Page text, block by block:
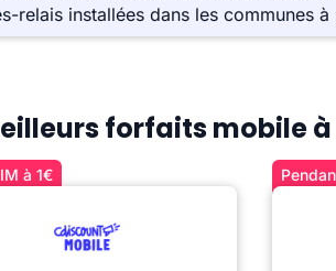
relais installées dans les communes
forfaits mobile
à 1€